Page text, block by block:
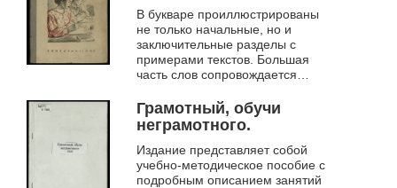
В букваре проиллюстрированы
не только начальные, но и
заключительные разделы с
примерами текстов. Большая
часть слов сопровождается
языке жестов.
Тексты для чтения очень
кратки,...
Грамотный, обучи
неграмотного.
Издание представляет собой
учебно-методическое пособие с
подробным описанием занятий